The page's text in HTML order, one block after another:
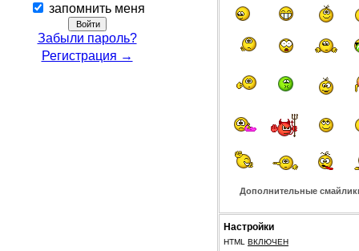
запомнить меня
Забыли пароль?
Регистрация →
Дополнительные
Настройки
HTML ВКЛЮЧЕН